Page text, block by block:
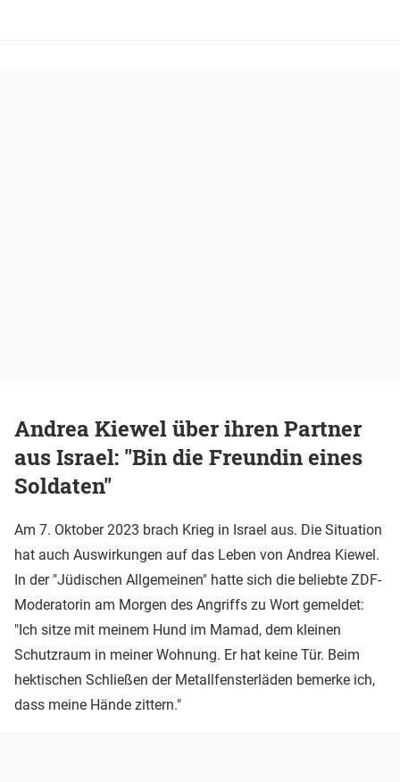
Andrea Kiewel über ihren Partner
aus Israel: "Bin die Freundin eines
Soldaten"
Am 7. Oktober 2023 brach Krieg in Israel aus. Die Situation
hat auch Auswirkungen auf das Leben von Andrea Kiewel.
In der "Jüdischen Allgemeinen" hatte sich die beliebte ZDF-
Moderatorin am Morgen des Angriffs zu Wort gemeldet:
"Ich sitze mit meinem Hund im Mamad, dem kleinen
Schutzraum in meiner Wohnung. Er hat keine Tür. Beim
hektischen Schließen der Metallfensterläden bemerke ich,
dass meine Hände zittern."